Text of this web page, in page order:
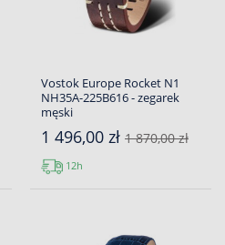
Vostok Europe Rocket N1
NH35A-225B616 - zegarek
męski
1 496,00 zł 1 870,00 zł
12h